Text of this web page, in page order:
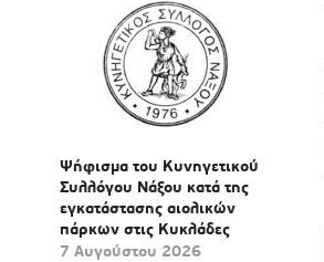
Ψήφισμα του Κυνηγετικού
Συλλόγου Νάξου κατά της
εγκατάστασης αιολικών
πάρκων στις Κυκλάδες
7 Αυγούστου 2026